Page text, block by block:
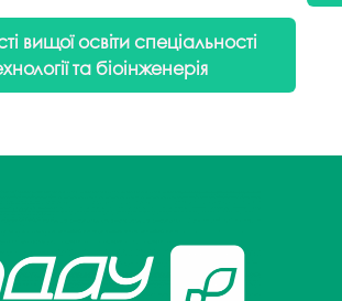
вищої освіти спеціальності
та біоінженерія